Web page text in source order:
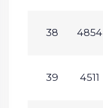
38 4854
39 4511